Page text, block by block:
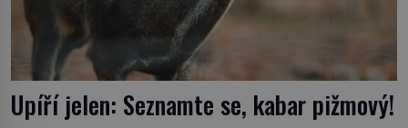
Upíří jelen: Seznamte se, kabar pižmový!